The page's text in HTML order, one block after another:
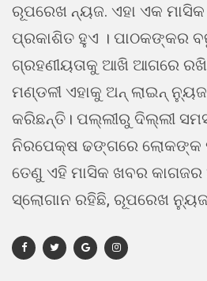
ରୂପରେଖ ନ୍ୟଜ. ଏହା ଏକ
ପ୍ରକାଶିତ ହୁଏ । ପାଠକଙ୍କର
ଗ୍ରହଣୀୟତାକୁ ଆଖି ଆଗରେ
ମଣ୍ଡଳୀ ଏହାକୁ ଅନ୍ ଲାଇନ୍
କରିଛନ୍ତି। ପଲ୍ଲୀରୁ ଦିଲ୍ଲୀ
ନିରପେକ୍ଷ ଢଙ୍ଗରେ ଲୋକଙ୍କ
ତେଣୁ ଏହି ମାସିକ ଖବର
ସ୍ଲୋଗାନ ରହିଛି, ରୂପରେଖ